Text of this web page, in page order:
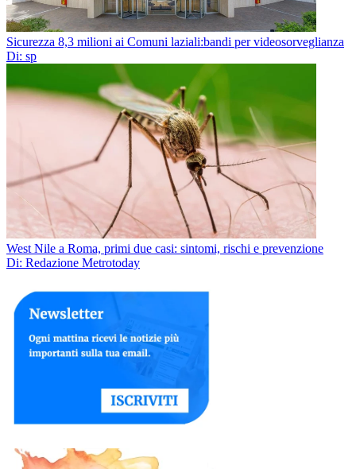
Sicurezza 8,3 milioni ai Comuni laziali:bandi per videosorveglianza
Di: sp
West Nile a Roma, primi due casi: sintomi, rischi e prevenzione
Di: Redazione Metrotoday